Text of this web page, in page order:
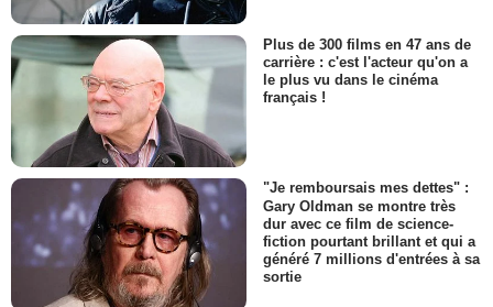
Plus de 300 films en 47 ans de
carrière : c'est l'acteur qu'on a
le plus vu dans le cinéma
français !
"Je remboursais mes dettes" :
Gary Oldman se montre très
dur avec ce film de science-
fiction pourtant brillant et qui a
généré 7 millions d'entrées à sa
sortie